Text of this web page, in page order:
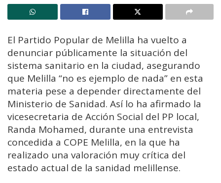
El Partido Popular de Melilla ha vuelto a
denunciar públicamente la situación del
sistema sanitario en la ciudad, asegurando
que Melilla “no es ejemplo de nada” en esta
materia pese a depender directamente del
Ministerio de Sanidad. Así lo ha afirmado la
vicesecretaria de Acción Social del PP local,
Randa Mohamed, durante una entrevista
concedida a COPE Melilla, en la que ha
realizado una valoración muy crítica del
estado actual de la sanidad melillense.